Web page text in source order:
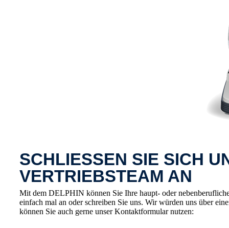
SCHLIESSEN SIE SICH
VERTRIEBSTEAM AN
Mit dem DELPHIN können Sie Ihre haupt- oder
einfach mal an oder schreiben Sie uns. Wir würden uns über
können Sie auch gerne unser Kontaktformular nutzen: